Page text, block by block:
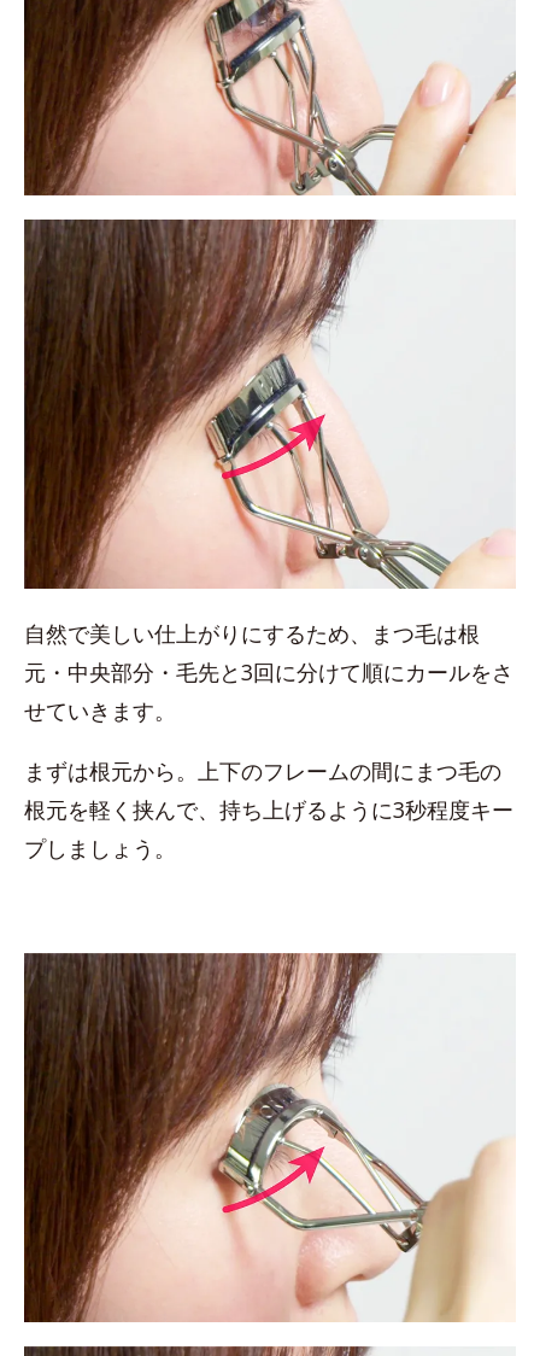
自然で美しい仕上がりにするため、まつ毛は根
元・中央部分・毛先と3回に分けて順にカールをさ
せていきます。
まずは根元から。上下のフレームの間にまつ毛の
根元を軽く挟んで、持ち上げるように3秒程度キー
プしましょう。